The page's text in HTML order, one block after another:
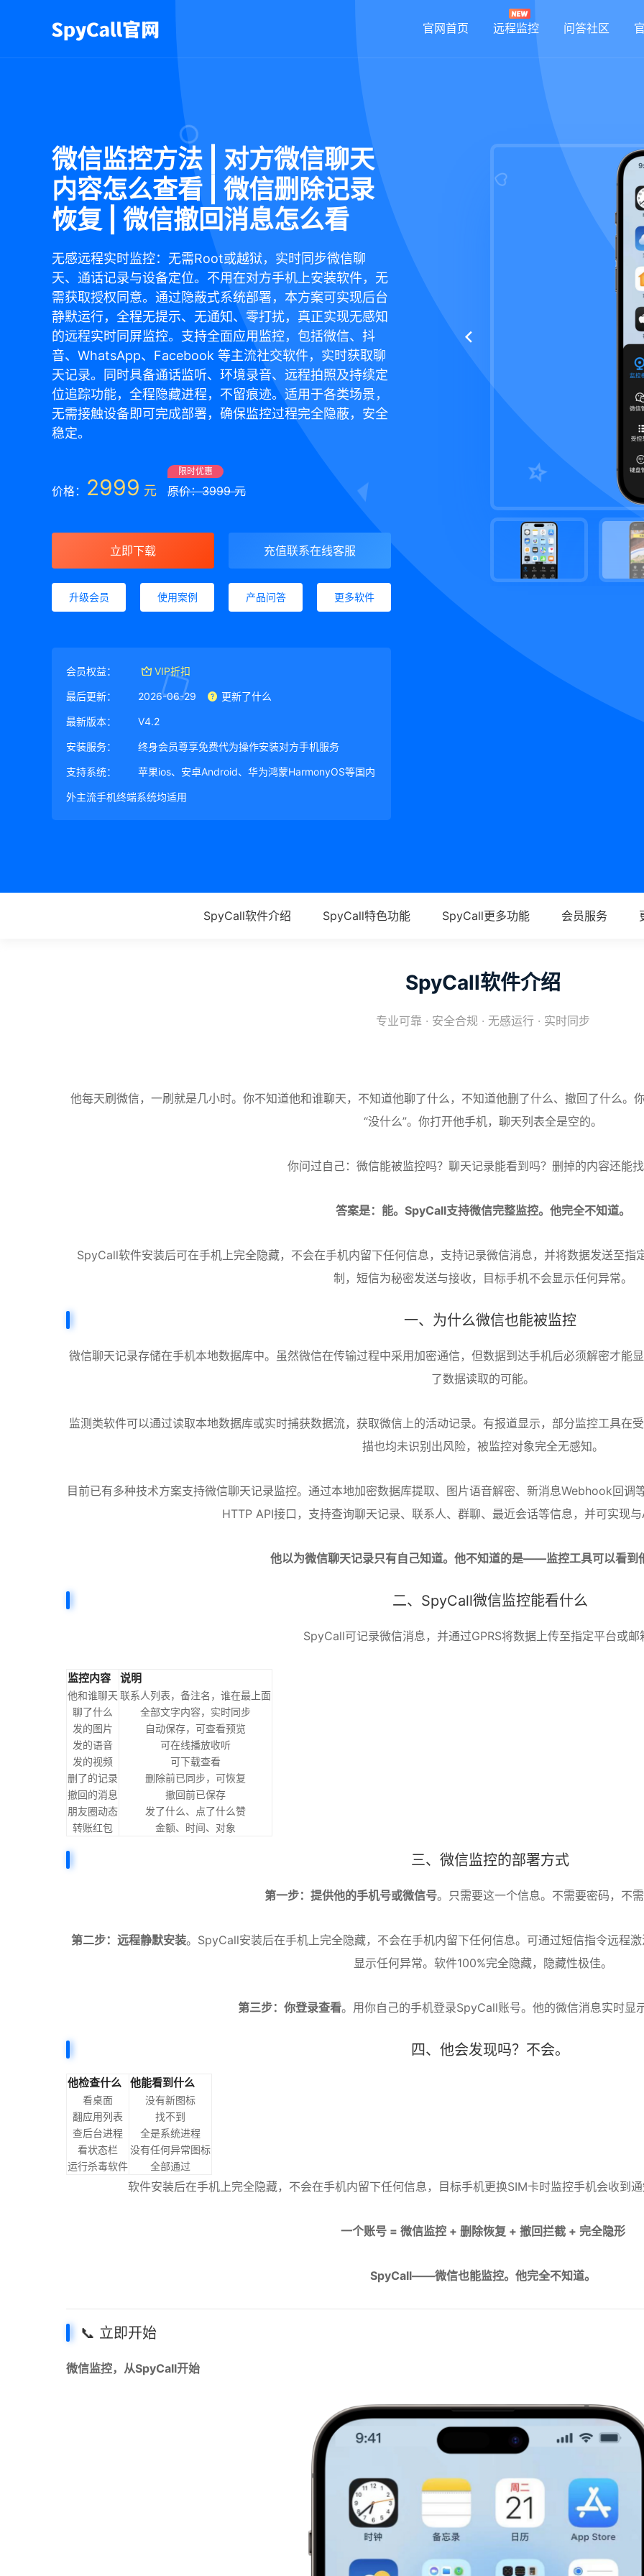
官网首页 远程监控 问答社区
微信监控方法 | 对方微信聊天
内容怎么查看 | 微信删除记录
恢复 | 微信撤回消息怎么看
无感远程实时监控：无需Root或越狱，实时同步微信聊
天、通话记录与设备定位。不用在对方手机上安装软件，无
需获取授权同意。通过隐蔽式系统部署，本方案可实现后台
静默运行，全程无提示、无通知、零打扰，真正实现无感知
的远程实时同屏监控。支持全面应用监控，包括微信、抖
音、WhatsApp、Facebook 等主流社交软件，实时获取聊
天记录。同时具备通话监听、环境录音、远程拍照及持续定
位追踪功能，全程隐藏进程，不留痕迹。适用于各类场景，
无需接触设备即可完成部署，确保监控过程完全隐蔽，安全
稳定。
价格： 2999 元
限时优惠
原价：3999 元
立即下载 充值联系在线客服
升级会员 使用案例 产品问答 更多软件
会员权益： VIP折扣
最后更新： 2026-06-29 更新了什么
最新版本： V4.2
安装服务： 终身会员尊享免费代为操作安装对方手机服务
支持系统： 苹果ios、安卓Android、华为鸿蒙HarmonyOS等国内
外主流手机终端系统均适用
SpyCall软件介绍 SpyCall特色功能 SpyCall更多功能 会员服务
SpyCall软件介绍
专业可靠 · 安全合规 · 无感运行 · 实时同步
他每天刷微信，一刷就是几小时。你不知道他和谁聊天，不知道他聊了什么，不知道他删了什么、撤回了什么。
“没什么”。你打开他手机，聊天列表全是空的。
你问过自己：微信能被监控吗？聊天记录能看到吗？删掉的内容还能找
答案是：能。SpyCall支持微信完整监控。他完全不知道。
SpyCall软件安装后可在手机上完全隐藏，不会在手机内留下任何信息，支持记录微信消息，并将数据发送至指
制，短信为秘密发送与接收，目标手机不会显示任何异常。
一、为什么微信也能被监控
微信聊天记录存储在手机本地数据库中。虽然微信在传输过程中采用加密通信，但数据到达手机后必须解密才能
了数据读取的可能。
监测类软件可以通过读取本地数据库或实时捕获数据流，获取微信上的活动记录。有报道显示，部分监控工具在
描也均未识别出风险，被监控对象完全无感知。
目前已有多种技术方案支持微信聊天记录监控。通过本地加密数据库提取、图片语音解密、新消息Webhook回调
HTTP API接口，支持查询聊天记录、联系人、群聊、最近会话等信息，并可实现
他以为微信聊天记录只有自己知道。他不知道的是——监控工具可以看到
二、SpyCall微信监控能看什么
SpyCall可记录微信消息，并通过GPRS将数据上传至指定平台或邮
监控内容 说明
他和谁聊天 联系人列表，备注名，谁在最上面
聊了什么
全部文字内容，实时同步
发的图片
自动保存，可查看预览
发的语音
可在线播放收听
发的视频
可下载查看
删了的记录
删除前已同步，可恢复
撤回的消息
撤回前已保存
朋友圈动态
发了什么、点了什么赞
转账红包
金额、时间、对象
三、微信监控的部署方式
第一步：提供他的手机号或微信号。只需要这一个信息。不需要密码，不需
第二步：远程静默安装。SpyCall安装后在手机上完全隐藏，不会在手机内留下任何信息。可通过短信指令远程
显示任何异常。软件100%完全隐藏，隐藏性极佳。
第三步：你登录查看。用你自己的手机登录SpyCall账号。他的微信消息实时显
四、他会发现吗？不会。
他检查什么 他能看到什么
看桌面
没有新图标
翻应用列表
找不到
查后台进程
全是系统进程
看状态栏
没有任何异常图标
运行杀毒软件
全部通过
软件安装后在手机上完全隐藏，不会在手机内留下任何信息，目标手机更换SIM卡时监控手机会收到
一个账号 = 微信监控 + 删除恢复 + 撤回拦截 + 完全隐形
SpyCall——微信也能监控。他完全不知道。
📞 立即开始
微信监控，从SpyCall开始